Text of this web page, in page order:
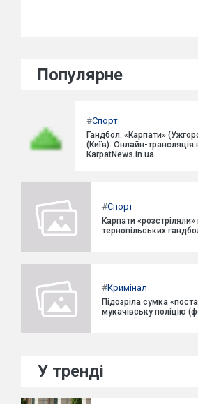
Популярне
#Спорт
Гандбол. «Карпати»
(Київ). Онлайн-трансляція
KarpatNews.in.ua
#Спорт
Карпати
тернопільських
#Кримінал
Підозріла сумка
мукачівську поліцію
У тренді